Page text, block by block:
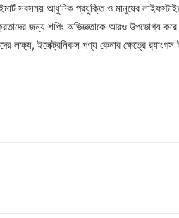
ইমার্ট সবসময় আধুনিক প্রযুক্তি ও মানুষের
জন্য শপিং অভিজ্ঞতাকে আরও উপভোগ্য
ইলেক্ট্রনিকস পণ্য কেনার ক্ষেত্রে র‌্যাংগস